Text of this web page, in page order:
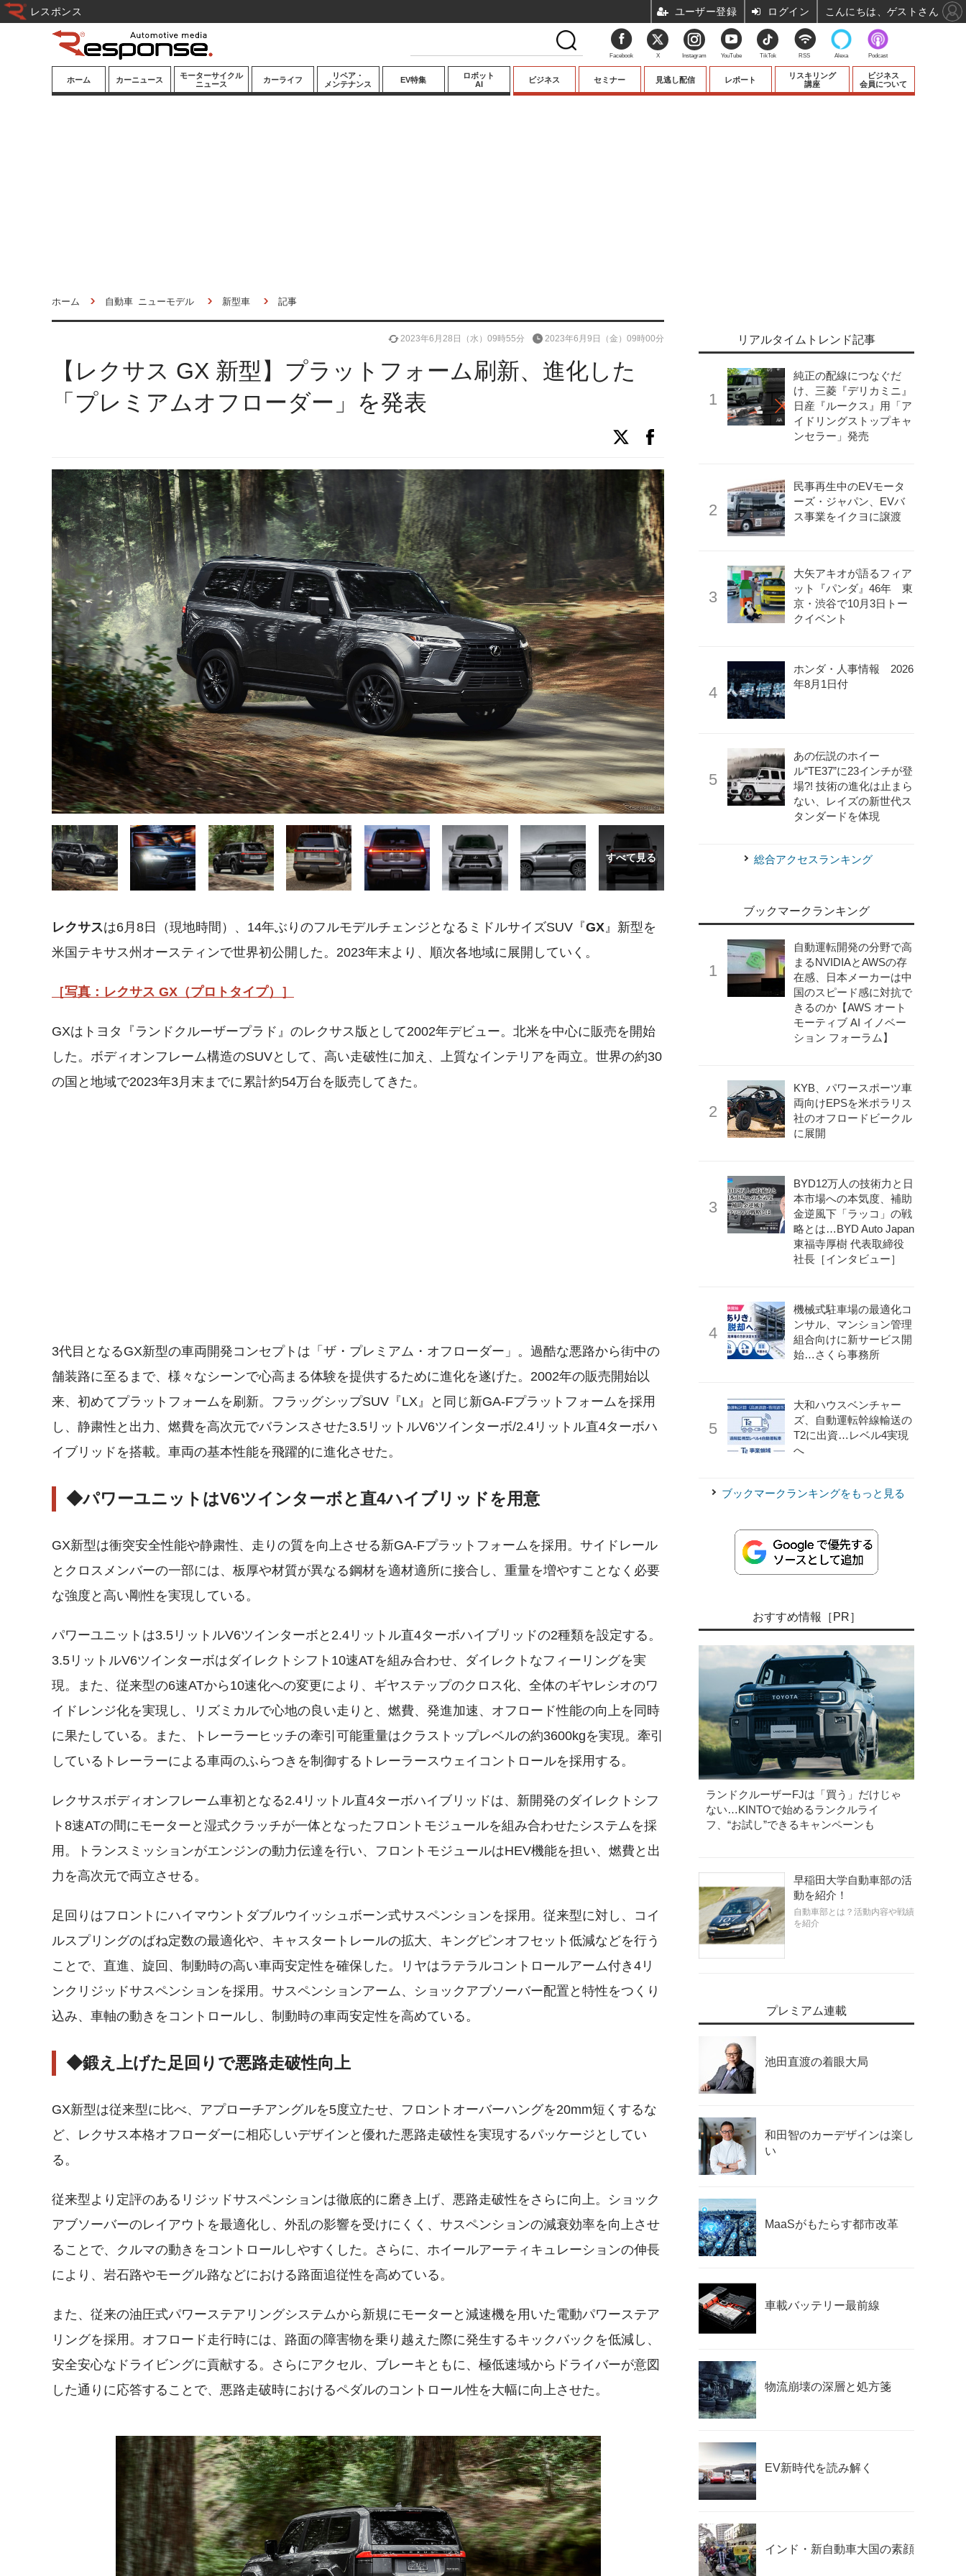
ホーム カーニュース
モーターサイクル
ニュース
カーライフ
リペア・
メンテナンス
EV特集
ロボット
AI
ビジネス セミナー 見逃し配信 レポート
リスキリング
講座
ビジネス
会員について
ホーム 自動車 ニューモデル 新型車 記事
【レクサス GX 新型】プラットフォーム刷新、進化した
「プレミアムオフローダー」を発表
2023年6月28日（水）09時55分 2023年6月9日（金）09時00分
レクサスは6月8日（現地時間）、14年ぶりのフルモデルチェンジとなるミドルサイズSUV『GX 』新型を
米国テキサス州オースティンで世界初公開した。2023年末より、順次各地域に展開していく。
［写真：レクサス GX（プロトタイプ）］
GXはトヨタ『ランドクルーザープラド』のレクサス版として2002年デビュー。北米を中心に販売を開始
した。ボディオンフレーム構造のSUVとして、高い走破性に加え、上質なインテリアを両立。世界の約30
の国と地域で2023年3月末までに累計約54万台を販売してきた。
3代目となるGX新型の車両開発コンセプトは「ザ・プレミアム・オフローダー」。過酷な悪路から街中の
舗装路に至るまで、様々なシーンで心高まる体験を提供するために進化を遂げた。2002年の販売開始以
来、初めてプラットフォームを刷新。フラッグシップSUV『LX』と同じ新GA-Fプラットフォームを採用
し、静粛性と出力、燃費を高次元でバランスさせた3.5リットルV6ツインターボ/2.4リットル直4ターボハ
イブリッドを搭載。車両の基本性能を飛躍的に進化させた。
◆パワーユニットはV6ツインターボと直4ハイブリッドを用意
GX新型は衝突安全性能や静粛性、走りの質を向上させる新GA-Fプラットフォームを採用。サイドレール
とクロスメンバーの一部には、板厚や材質が異なる鋼材を適材適所に接合し、重量を増やすことなく必要
な強度と高い剛性を実現している。
パワーユニットは3.5リットルV6ツインターボと2.4リットル直4ターボハイブリッドの2種類を設定する。
3.5リットルV6ツインターボはダイレクトシフト10速ATを組み合わせ、ダイレクトなフィーリングを実
現。また、従来型の6速ATから10速化への変更により、ギヤステップのクロス化、全体のギヤレシオのワ
イドレンジ化を実現し、リズミカルで心地の良い走りと、燃費、発進加速、オフロード性能の向上を同時
に果たしている。また、トレーラーヒッチの牽引可能重量はクラストップレベルの約3600kgを実現。牽引
しているトレーラーによる車両のふらつきを制御するトレーラースウェイコントロールを採用する。
レクサスボディオンフレーム車初となる2.4リットル直4ターボハイブリッドは、新開発のダイレクトシフ
ト8速ATの間にモーターと湿式クラッチが一体となったフロントモジュールを組み合わせたシステムを採
用。トランスミッションがエンジンの動力伝達を行い、フロントモジュールはHEV機能を担い、燃費と出
力を高次元で両立させる。
足回りはフロントにハイマウントダブルウイッシュボーン式サスペンションを採用。従来型に対し、コイ
ルスプリングのばね定数の最適化や、キャスタートレールの拡大、キングピンオフセット低減などを行う
ことで、直進、旋回、制動時の高い車両安定性を確保した。リヤはラテラルコントロールアーム付き4リ
ンクリジッドサスペンションを採用。サスペンションアーム、ショックアブソーバー配置と特性をつくり
込み、車軸の動きをコントロールし、制動時の車両安定性を高めている。
◆鍛え上げた足回りで悪路走破性向上
GX新型は従来型に比べ、アプローチアングルを5度立たせ、フロントオーバーハングを20mm短くするな
ど、レクサス本格オフローダーに相応しいデザインと優れた悪路走破性を実現するパッケージとしてい
る。
従来型より定評のあるリジッドサスペンションは徹底的に磨き上げ、悪路走破性をさらに向上。ショック
アブソーバーのレイアウトを最適化し、外乱の影響を受けにくく、サスペンションの減衰効率を向上させ
ることで、クルマの動きをコントロールしやすくした。さらに、ホイールアーティキュレーションの伸長
により、岩石路やモーグル路などにおける路面追従性を高めている。
また、従来の油圧式パワーステアリングシステムから新規にモーターと減速機を用いた電動パワーステア
リングを採用。オフロード走行時には、路面の障害物を乗り越えた際に発生するキックバックを低減し、
安全安心なドライビングに貢献する。さらにアクセル、ブレーキともに、極低速域からドライバーが意図
した通りに応答することで、悪路走破時におけるペダルのコントロール性を大幅に向上させた。
リアルタイムトレンド記事
純正の配線につなぐだ
け、三菱『デリカミニ』
日産『ルークス』用「ア
イドリングストップキャ
ンセラー」発売
民事再生中のEVモータ
ーズ・ジャパン、EVバ
ス事業をイクヨに譲渡
大矢アキオが語るフィア
ット『パンダ』46年 東
京・渋谷で10月3日トー
クイベント
ホンダ・人事情報 2026
年8月1日付
あの伝説のホイー
ル“TE37”に23インチが登
場?! 技術の進化は止まら
ない、レイズの新世代ス
タンダードを体現
総合アクセスランキング
ブックマークランキング
自動運転開発の分野で高
まるNVIDIAとAWSの存
在感、日本メーカーは中
国のスピード感に対抗で
きるのか【AWS オート
モーティブ AI イノベー
ション フォーラム】
KYB、パワースポーツ車
両向けEPSを米ポラリス
社のオフロードビークル
に展開
BYD12万人の技術力と日
本市場への本気度、補助
金逆風下「ラッコ」の戦
略とは…BYD Auto Japan
東福寺厚樹 代表取締役
社長［インタビュー］
機械式駐車場の最適化コ
ンサル、マンション管理
組合向けに新サービス開
始…さくら事務所
大和ハウスベンチャー
ズ、自動運転幹線輸送の
T2に出資…レベル4実現
へ
ブックマークランキングをもっと見る
おすすめ情報［PR］
ランドクルーザーFJは「買う」だけじゃ
ない…KINTOで始めるランクルライ
フ、“お試し”できるキャンペーンも
早稲田大学自動車部の活
動を紹介！
自動車部とは？活動内容や戦績
を紹介
プレミアム連載
池田直渡の着眼大局
和田智のカーデザインは楽し
い
MaaSがもたらす都市改革
車載バッテリー最前線
物流崩壊の深層と処方箋
EV新時代を読み解く
インド・新自動車大国の素顔
Facebook X Instagram YouTube TikTok RSS Alexa Podcast
レスポンス ユーザー登録 ログイン こんにちは、ゲストさん